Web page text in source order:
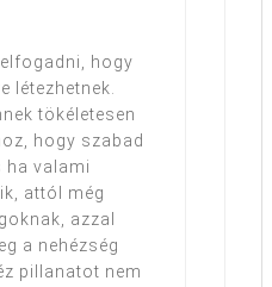
hogy
létezhetnek.
tökéletesen
hogy szabad
ha valami
attól még
azzal
a nehézség
pillanatot nem